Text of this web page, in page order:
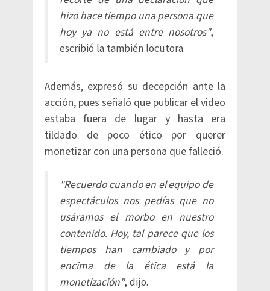
hizo hace tiempo una persona que
hoy ya no está entre nosotros",
escribió la también locutora.
Además, expresó su decepción ante la
acción, pues señaló que publicar el video
estaba fuera de lugar y hasta era
tildado de poco ético por querer
monetizar con una persona que falleció.
"Recuerdo cuando en el equipo de
espectáculos nos pedías que no
usáramos el morbo en nuestro
contenido. Hoy, tal parece que los
tiempos han cambiado y por
encima de la ética está la
monetización", dijo.